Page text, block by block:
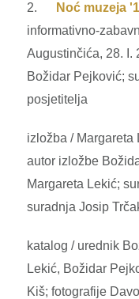
2. Noć muzeja
informativno-
Augustinčića, 28. I.
Božidar Pejković;
posjetitelja
izložba / Margareta
autor izložbe
Margareta Lekić;
suradnja Josip
katalog / urednik
Lekić, Božidar
Kiš; fotografije